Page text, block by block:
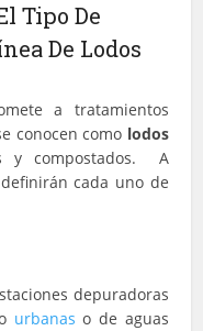
Tipo De
De Lodos
a tratamientos
conocen como lodos
y compostados. A
cada uno de
depuradoras
urbanas o de aguas